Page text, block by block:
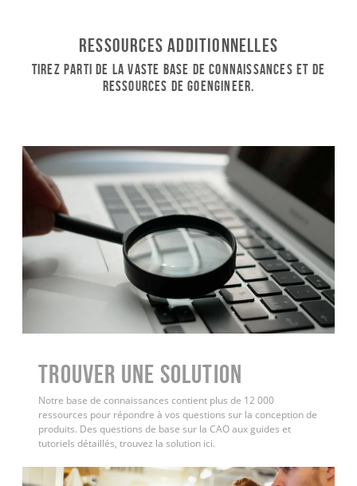
Ressources additionnelles
Tirez parti de la vaste base de connaissances et de
ressources de GoEngineer.
Trouver une solution
Notre base de connaissances contient plus de 12 000
ressources pour répondre à vos questions sur la conception de
produits. Des questions de base sur la CAO aux guides et
tutoriels détaillés, trouvez la solution ici.